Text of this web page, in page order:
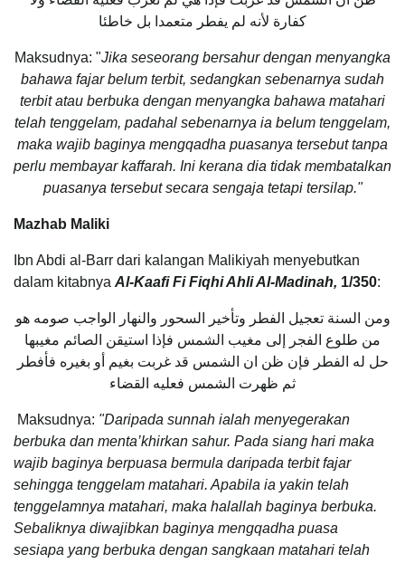
كفارة لأنه لم يفطر متعمدا بل خاطئا
Maksudnya: "Jika seseorang bersahur dengan menyangka
bahawa fajar belum terbit, sedangkan sebenarnya sudah
terbit atau berbuka dengan menyangka bahawa matahari
telah tenggelam, padahal sebenarnya ia belum tenggelam,
maka wajib baginya mengqadha puasanya tersebut tanpa
perlu membayar kaffarah. Ini kerana dia tidak membatalkan
puasanya tersebut secara sengaja tetapi tersilap."
Mazhab Maliki
Ibn Abdi al-Barr dari kalangan Malikiyah menyebutkan
dalam kitabnyaAl-Kaafi Fi Fiqhi Ahli Al-Madinah, 1/350:
ومن السنة تعجيل الفطر وتأخير السحور والنهار الواجب صومه هو
من طلوع الفجر إلى مغيب الشمس فإذا استيقن الصائم مغيبها
حل له الفطر فإن ظن ان الشمس قد غربت بغيم أو بغيره فأفطر
ثم ظهرت الشمس فعليه القضاء
Maksudnya: "Daripada sunnah ialah menyegerakan
berbuka dan menta’khirkan sahur. Pada siang hari maka
wajib baginya berpuasa bermula daripada terbit fajar
sehingga tenggelam matahari. Apabila ia yakin telah
tenggelamnya matahari, maka halallah baginya berbuka.
Sebaliknya diwajibkan baginya mengqadha puasa
sesiapa yang berbuka dengan sangkaan matahari telah